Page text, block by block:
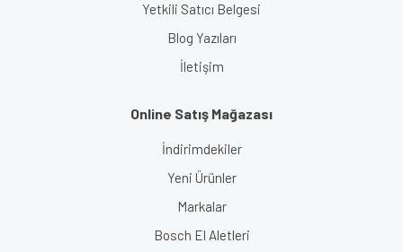
Yetkili Satıcı Belgesi
Blog Yazıları
İletişim
Online Satış Mağazası
İndirimdekiler
Yeni Ürünler
Markalar
Bosch El Aletleri